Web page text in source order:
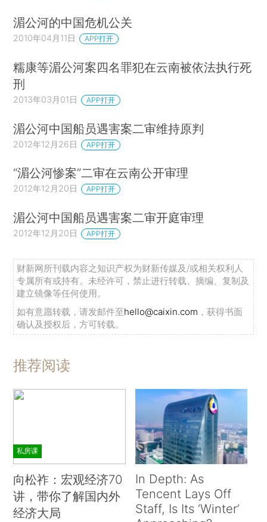
湄公河的中国危机公关
2010年04月11日 APP打开
糯康等湄公河案四名罪犯在云南被依法执行死
刑
2013年03月01日 APP打开
湄公河中国船员遇害案二审维持原判
2012年12月26日 APP打开
“湄公河惨案”二审在云南公开审理
2012年12月20日 APP打开
湄公河中国船员遇害案二审开庭审理
2012年12月20日 APP打开
财新网所刊载内容之知识产权为财新传媒及/或相关权利人
专属所有或持有。未经许可，禁止进行转载、摘编、复制及
建立镜像等任何使用。
如有意愿转载，请发邮件至hello@caixin.com ，获得书面
确认及授权后，方可转载。
推荐阅读
私房课
向松祚：宏观经济70
讲，带你了解国内外
经济大局
In Depth: As
Tencent Lays Off
Staff, Is Its ‘Winter’